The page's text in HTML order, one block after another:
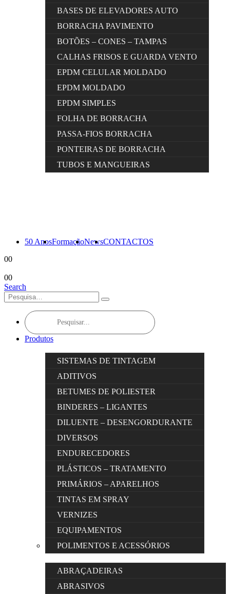
BASES DE ELEVADORES AUTO
BORRACHA PAVIMENTO
BOTÕES – CONES – TAMPAS
CALHAS FRISOS E GUARDA VENTO
EPDM CELULAR MOLDADO
EPDM MOLDADO
EPDM SIMPLES
FOLHA DE BORRACHA
PASSA-FIOS BORRACHA
PONTEIRAS DE BORRACHA
TUBOS E MANGUEIRAS
50 AnosFormaçãoNewsCONTACTOS
00
00
Search
Products
search
Produtos
SISTEMAS DE TINTAGEM
ADITIVOS
BETUMES DE POLIESTER
BINDERES – LIGANTES
DILUENTE – DESENGORDURANTE
DIVERSOS
ENDURECEDORES
PLÁSTICOS – TRATAMENTO
PRIMÁRIOS – APARELHOS
TINTAS EM SPRAY
VERNIZES
EQUIPAMENTOS
POLIMENTOS E ACESSÓRIOS
ABRAÇADEIRAS
ABRASIVOS